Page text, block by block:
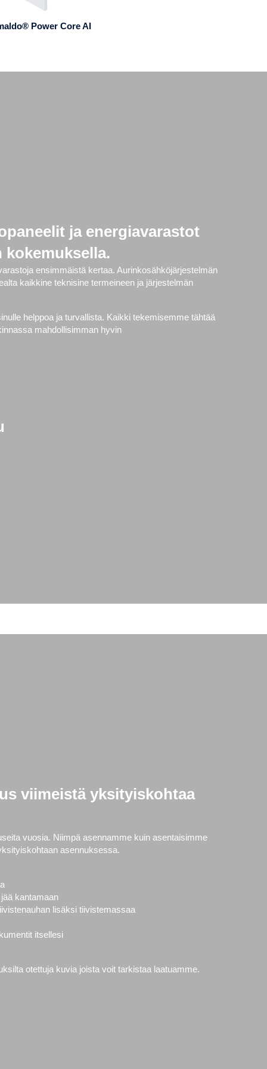
Power Core AI
ja energiavarastot
kokemuksella.
ensimmäistä kertaa. Aurinkosähköjärjestelmän
kaikkine teknisine termeineen ja järjestelmän
helppoa ja turvallista. Kaikki tekemisemme tähtää
mahdollisimman hyvin
viimeistä yksityiskohtaa
vuosia. Niimpä asennamme kuin asentaisimme
asennuksessa.
kantamaan
lisäksi tiivistemassaa
itsellesi
otettuja kuvia joista voit tarkistaa laatuamme.